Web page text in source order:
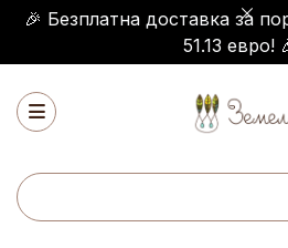
🎉 Безплатна доставка за
51.13 евро!